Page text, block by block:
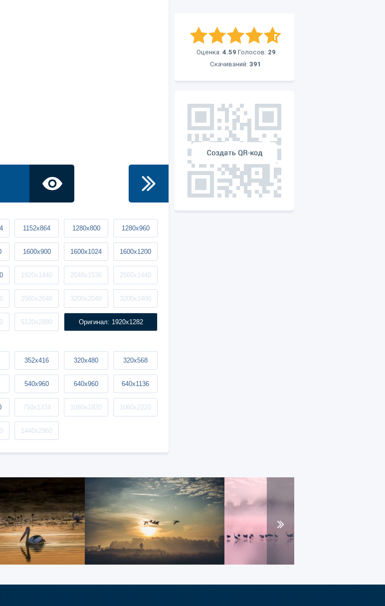
Оценка: 4.59 Голосов: 29
Скачиваний: 391
1152x864 1280x800 1280x960
1600x900 1600x1024 1600x1200
1920x1440 2048x1536 2560x1440
2560x2048 3200x2048 3200x2400
5120x2880 Оригинал: 1920x1282
352x416 320x480 320x568
540x960 640x960 640x1136
750x1334 1080x1920 1080x2220
1440x2960